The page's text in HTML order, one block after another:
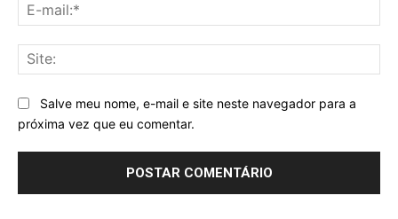
Salve meu nome, e-mail e site neste navegador para a
próxima vez que eu comentar.